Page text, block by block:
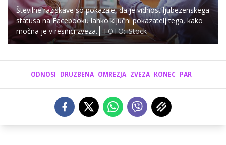
Številne raziskave so pokazale, da je vidnost ljubezenskega
statusa na Facebooku lahko ključni pokazatelj tega, kako
močna je v resnici zveza.
FOTO: iStock
ODNOSI DRUZBENA OMREZJA ZVEZA KONEC PAR